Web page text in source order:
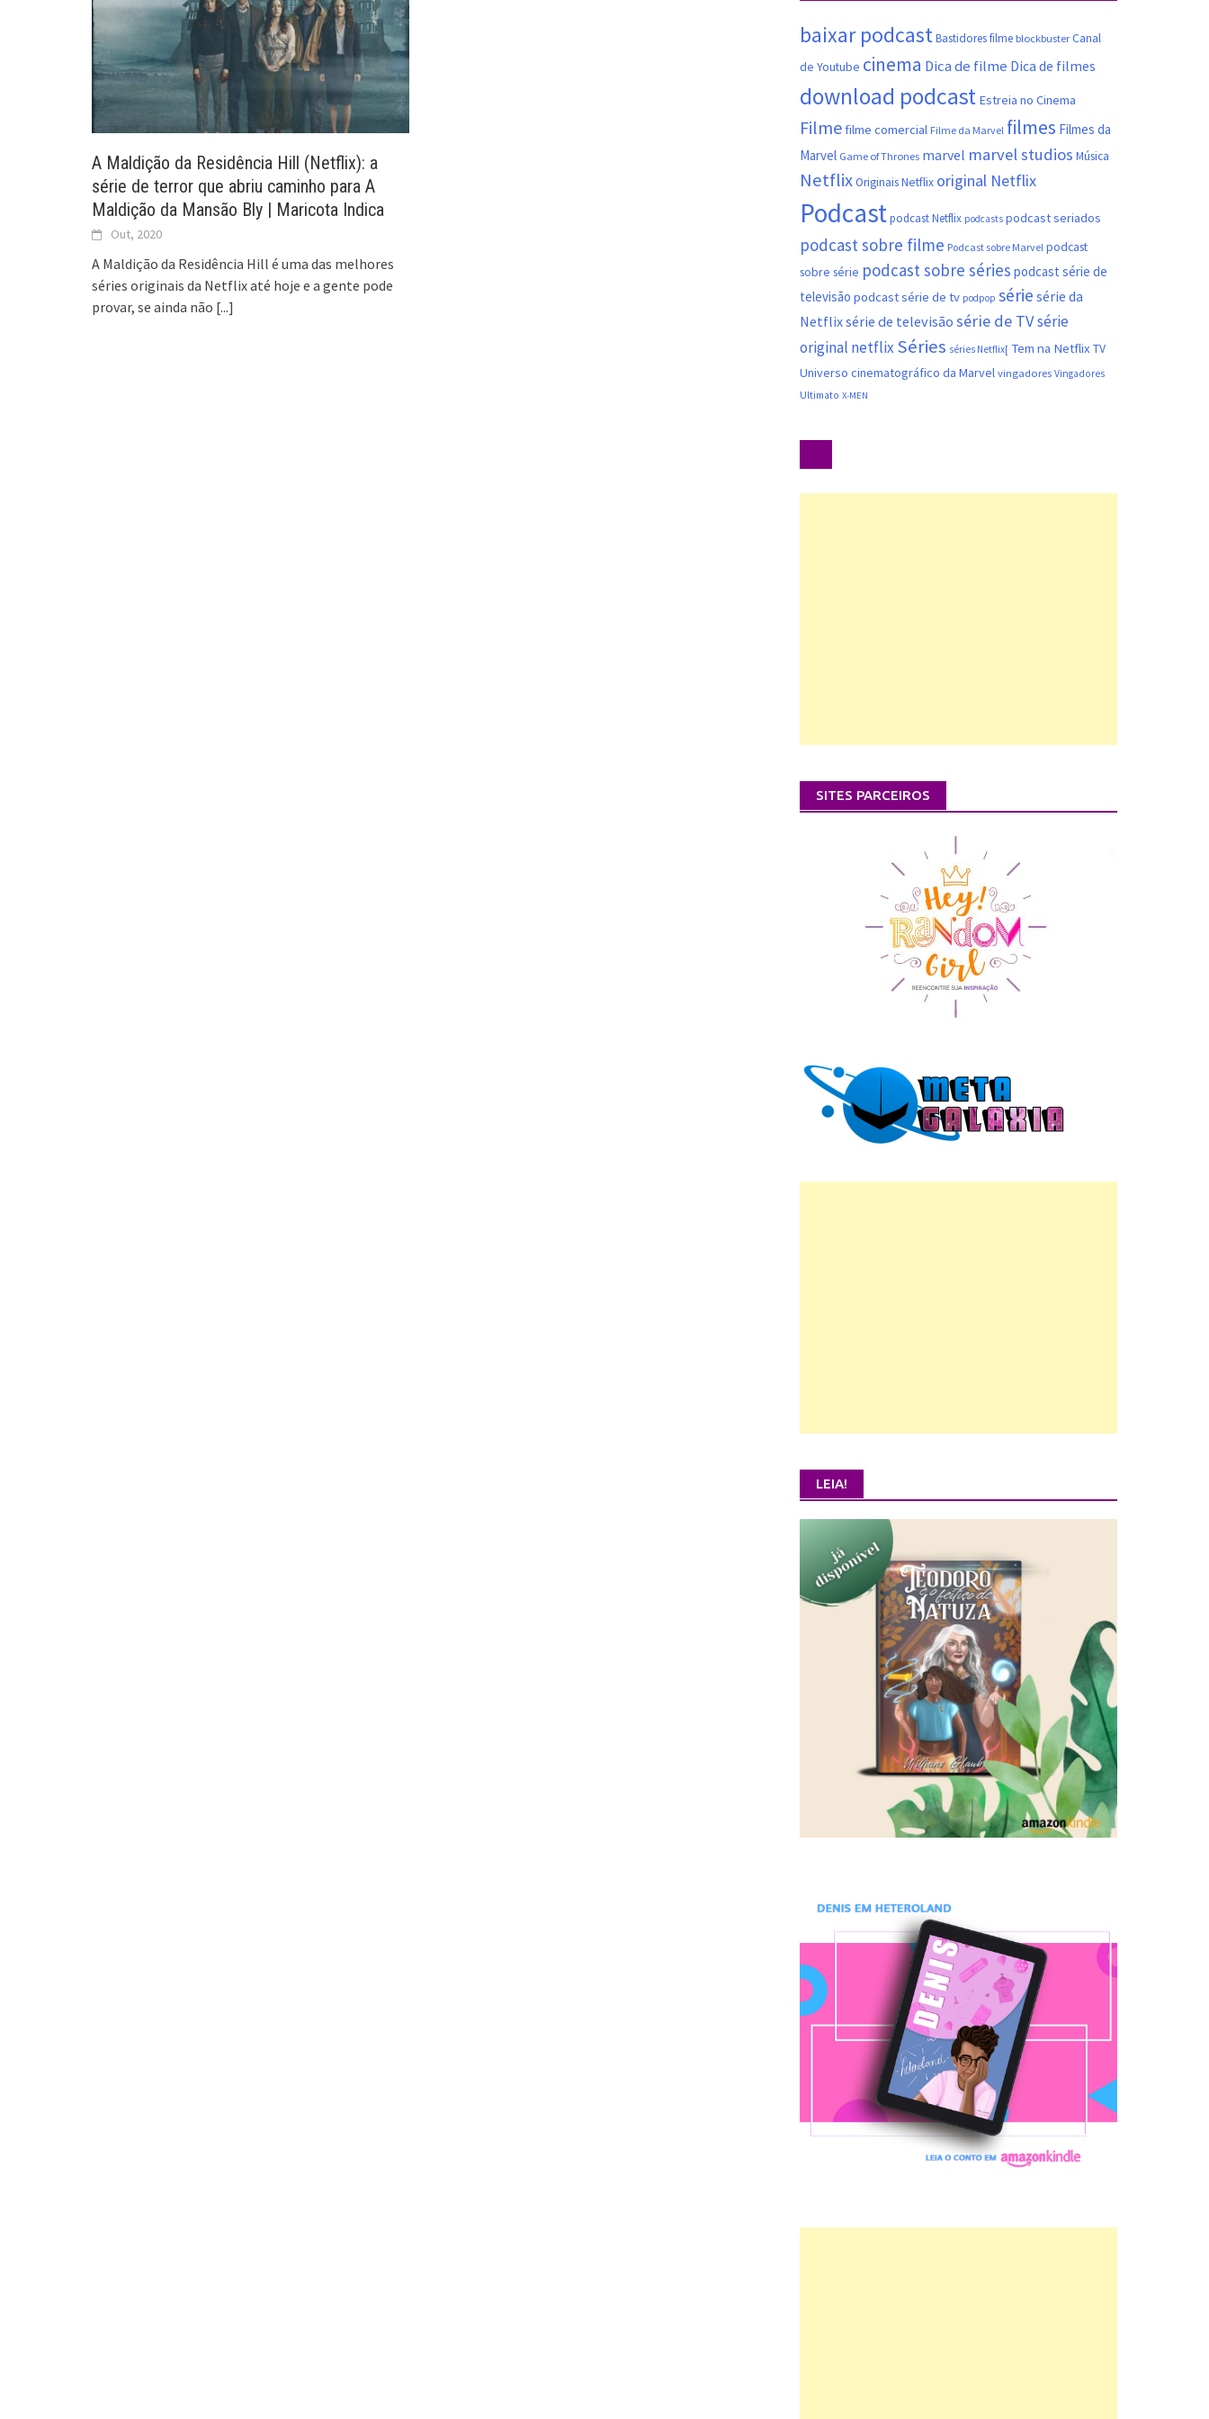
A Maldição da Residência Hill (Netflix): a
série de terror que abriu caminho para A
Maldição da Mansão Bly | Maricota Indica
Out, 2020
A Maldição da Residência Hill é uma das melhores
séries originais da Netflix até hoje e a gente pode
provar, se ainda não [...]
baixar podcastBastidores filme blockbuster Canal
de Youtube cinema Dica de filme Dica de filmes
download podcast Estreia no Cinema
Filmefilme comercial Filme da Marvel filmes Filmes da
Marvel Game of Thrones marvel marvel studios Música
NetflixOriginais Netflix original Netflix
Podcastpodcast Netflix podcasts podcast seriados
podcast sobre filme Podcast sobre Marvel podcast
sobre série podcast sobre séries podcast série de
televisão podcast série de tv podpop série série da
Netflixsérie de televisão série de TVsérie
original netflix Séries séries Netflix[ Tem na Netflix TV
Universo cinematográfico da Marvel vingadores Vingadores
Ultimato X-MEN
SITES PARCEIROS
LEIA!